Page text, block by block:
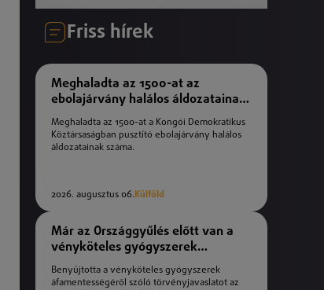
Friss hírek
Meghaladta az 1500-at az
ebolajárvány halálos áldozatainak
száma
Meghaladta az 1500-at a Kongói Demokratikus
Köztársaságban pusztító ebolajárvány halálos
áldozatainak száma.
2026. augusztus 06. Külföld
Már az Országgyűlés előtt van a
vényköteles gyógyszerek
áfamentességéről szóló
törvényjavaslat
Benyújtotta a vényköteles gyógyszerek
áfamentességéről szóló törvényjavaslatot az